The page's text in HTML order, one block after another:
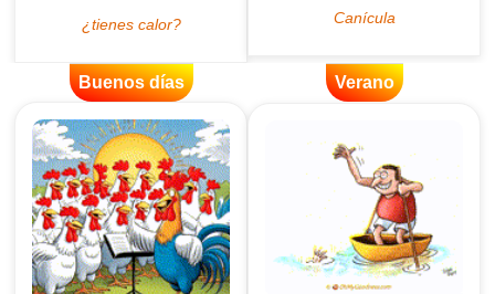
Buenos días Verano